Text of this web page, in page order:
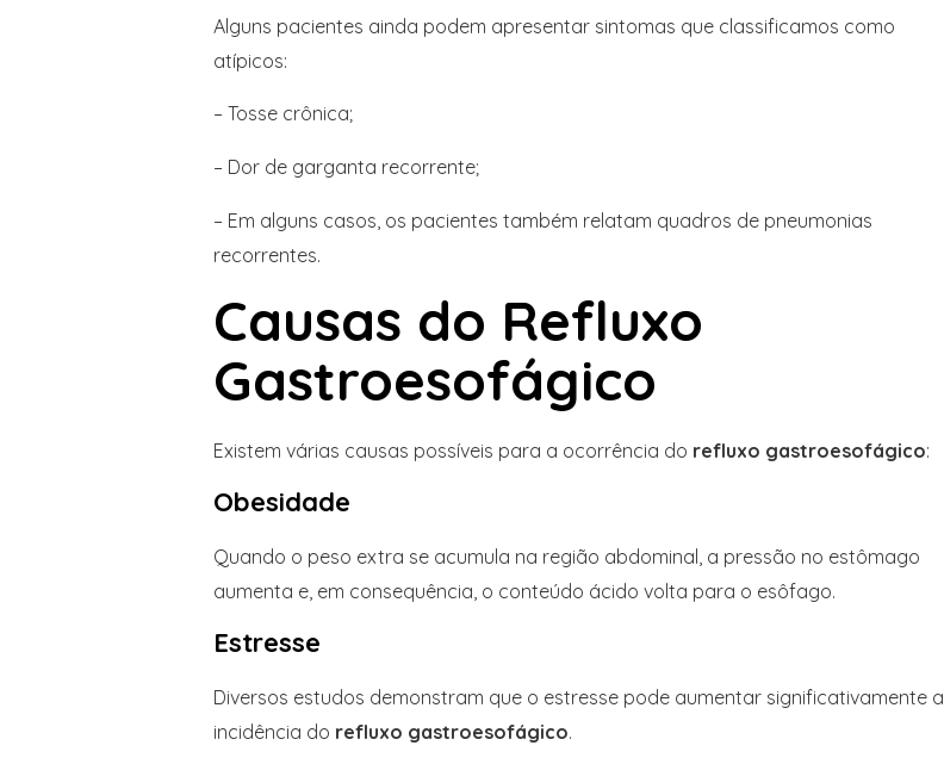
Alguns pacientes ainda podem apresentar sintomas que classificamos como
atípicos:
– Tosse crônica;
– Dor de garganta recorrente;
– Em alguns casos, os pacientes também relatam quadros de pneumonias
recorrentes.
Causas do Refluxo
Gastroesofágico
Existem várias causas possíveis para a ocorrência do refluxo gastroesofágico:
Obesidade
Quando o peso extra se acumula na região abdominal, a pressão no estômago
aumenta e, em consequência, o conteúdo ácido volta para o esôfago.
Estresse
Diversos estudos demonstram que o estresse pode aumentar significativamente a
incidência do refluxo gastroesofágico.